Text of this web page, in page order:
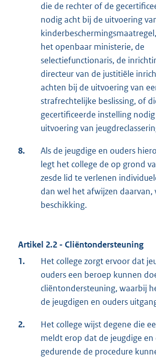
die de rechter of de
nodig acht bij de uitvoering
het openbaar ministerie, de
selectiefunctionaris, de
directeur van de justitiële
achten bij de uitvoering van
strafrechtelijke beslissing, of
gecertificeerde instelling
uitvoering van
8.
Als de jeugdige en ouders
legt het college de op grond
zesde lid te verlenen
dan wel het afwijzen daarvan,
beschikking.
Artikel 2.2 - Cliëntondersteuning
1.
Het college zorgt ervoor dat
ouders een beroep kunnen
cliëntondersteuning, waarbij
de jeugdigen en ouders
2.
Het college wijst degene die
meldt erop dat de jeugdige en
gedurende de procedure